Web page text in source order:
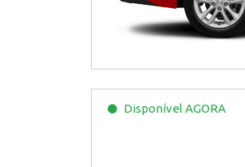
Disponível AGORA